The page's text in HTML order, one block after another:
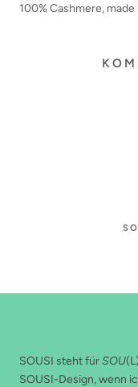
100% Cashmere, made
SOUSI steht fürSOU(L)
SOUSI-Design, wenn